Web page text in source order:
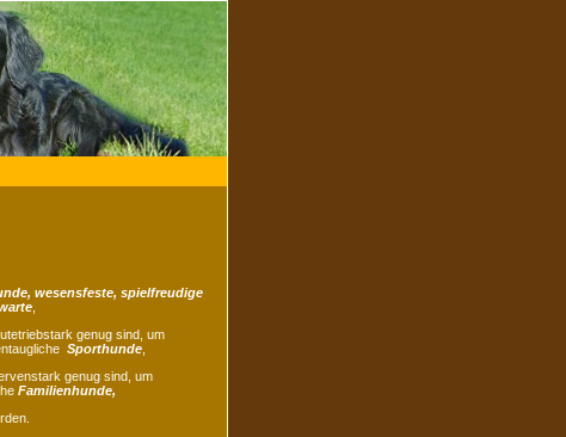
wesensfeste, spielfreudige
,
genug sind, um
Sporthunde,
genug sind, um
Familienhunde,